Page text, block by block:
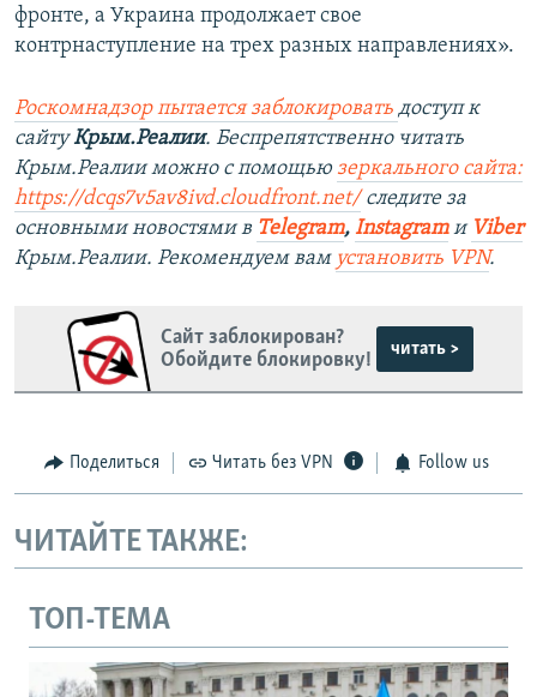
фронте, а Украина продолжает свое
контрнаступление на трех разных направлениях».
Роскомнадзор пытается заблокировать доступ к
сайтуКрым.Реалии. Беспрепятственно читать
Крым.Реалии можно с помощью зеркального сайта:
https://dcqs7v5av8ivd.cloudfront.net/следите за
основными новостями в Telegram, Instagramи Viber
Крым.Реалии. Рекомендуем вам установить VPN.
Сайт заблокирован?
Обойдите блокировку!
читать >
Поделиться Читать без VPN Follow us
ЧИТАЙТЕ ТАКЖЕ:
ТОП-ТЕМА